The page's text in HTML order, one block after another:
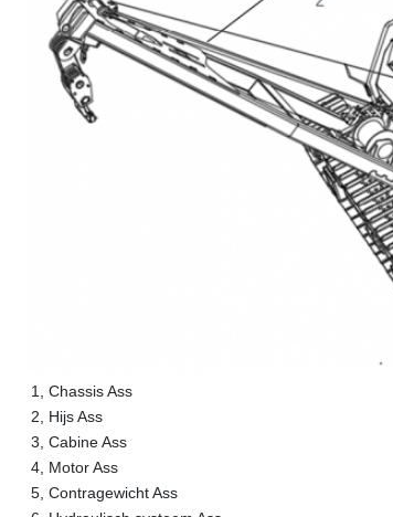
1, Chassis Ass
2, Hijs Ass
3, Cabine Ass
4, Motor Ass
5, Contragewicht Ass